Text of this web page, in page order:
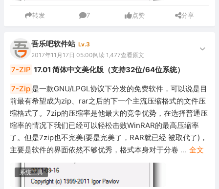
转发 7 点赞 分享
吾乐吧软件站 Lv.3
2017年11月17日 05:00阅读 1,477查看原文
7-ZIP 17.01 简体中文美化版（支持32位/64位系统）
7-Zip 是一款GNU/LPGL协议下分发的免费软件，可以说是目
前最有希望成为zip、rar之后的下一个主流压缩格式的文件压
缩格式了。7zip的压缩率是他最大的竞争优势，在选择普通压
缩率的情况下我们已经可以轻松击败WinRAR的最高压缩率
了。但是7zip也不完美(要是完美了，RAR就已经 被取代了)，
主要是软件的界面依然不够优秀，格式本身对于分卷 ... 全文
系统工具